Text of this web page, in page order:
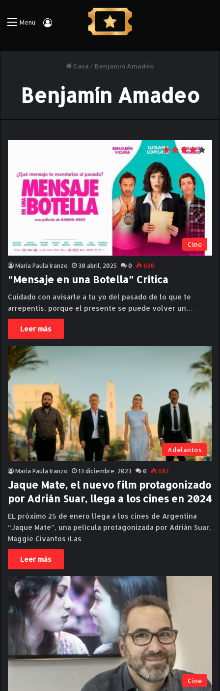
Menú Iniciar Sesión
Casa / Benjamín Amadeo
Benjamín Amadeo
Cine
Maria Paula Iranzo 30 abril, 2025 0 690
“Mensaje en una Botella” Crítica
Cuidado con avisarle a tu yo del pasado de lo que te
arrepentís, porque el presente se puede volver un…
Leer más
Adelantos
Maria Paula Iranzo 13 diciembre, 2023 0 682
Jaque Mate, el nuevo film protagonizado
por Adrián Suar, llega a los cines en 2024
EL próximo 25 de enero llega a los cines de Argentina
“Jaque Mate”, una película protagonizada por Adrián Suar,
Maggie Civantos (Las…
Leer más
Cine